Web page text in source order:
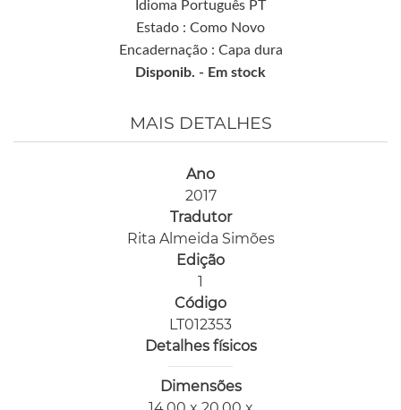
Idioma Português PT
Estado : Como Novo
Encadernação : Capa dura
Disponib. - Em stock
MAIS DETALHES
Ano
2017
Tradutor
Rita Almeida Simões
Edição
1
Código
LT012353
Detalhes físicos
Dimensões